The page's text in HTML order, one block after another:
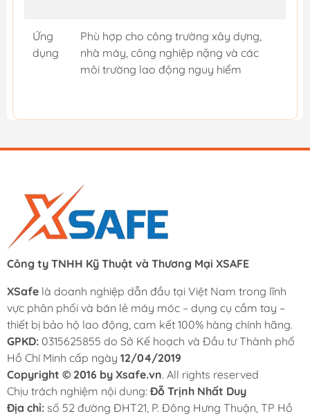
Ứng
dụng
Phù hợp cho công trường xây dựng,
nhà máy, công nghiệp nặng và các
môi trường lao động nguy hiểm
Công ty TNHH Kỹ Thuật và Thương Mại XSAFE
XSafe là doanh nghiệp dẫn đầu tại Việt Nam trong lĩnh
vực phân phối và bán lẻ máy móc – dụng cụ cầm tay –
thiết bị bảo hộ lao động, cam kết 100% hàng chính hãng.
GPKD: 0315625855 do Sở Kế hoạch và Đầu tư Thành phố
Hồ Chí Minh cấp ngày 12/04/2019
Copyright © 2016 by Xsafe.vn. All rights reserved
Chịu trách nghiệm nội dung: Đỗ Trịnh Nhất Duy
Địa chỉ: số 52 đường ĐHT21, P. Đông Hưng Thuận, TP Hồ